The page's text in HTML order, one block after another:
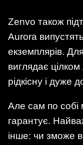
Zenvo також
Aurora
екземплярів.
виглядає
рідкісну і дуже
Але сам по собі
гарантує.
інше: чи зможе